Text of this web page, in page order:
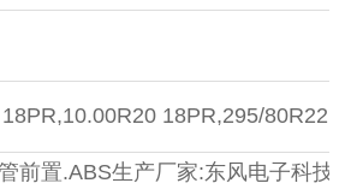
18PR,295/
前置.ABS生产厂家:东风电子科